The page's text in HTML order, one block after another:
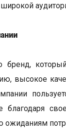
бренд,
высокое
ожиданиям